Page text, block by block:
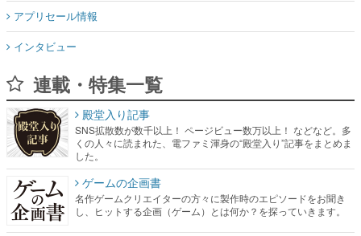
アプリセール情報
インタビュー
連載・特集一覧
殿堂入り記事
SNS拡散数が数千以上！ ページビュー数万以上！ などなど。多
くの人々に読まれた、電ファミ渾身の“殿堂入り”記事をまとめま
した。
ゲームの企画書
名作ゲームクリエイターの方々に製作時のエピソードをお聞き
し、ヒットする企画（ゲーム）とは何か？を探っていきます。